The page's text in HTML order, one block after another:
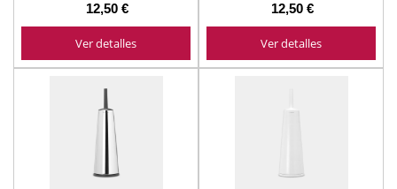
12,50 €
Ver detalles
12,50 €
Ver detalles